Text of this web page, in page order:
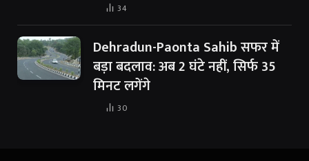
34
Dehradun-Paonta Sahib सफर में
बड़ा बदलाव: अब 2 घंटे नहीं, सिर्फ 35
मिनट लगेंगे
30